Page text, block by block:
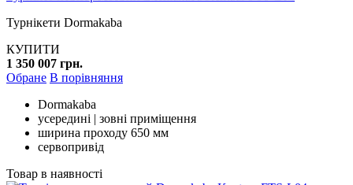
Турнікети Dormakaba
КУПИТИ
1 350 007 грн.
Обране В порівняння
Dormakaba
усередині | зовні приміщення
ширина проходу 650 мм
сервопривід
Товар в наявності